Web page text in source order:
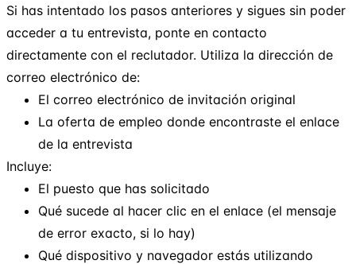
Si has intentado los pasos anteriores y sigues sin poder
acceder a tu entrevista, ponte en contacto
directamente con el reclutador. Utiliza la dirección de
correo electrónico de:
El correo electrónico de invitación original
La oferta de empleo donde encontraste el enlace
de la entrevista
Incluye:
El puesto que has solicitado
Qué sucede al hacer clic en el enlace (el mensaje
de error exacto, si lo hay)
Qué dispositivo y navegador estás utilizando